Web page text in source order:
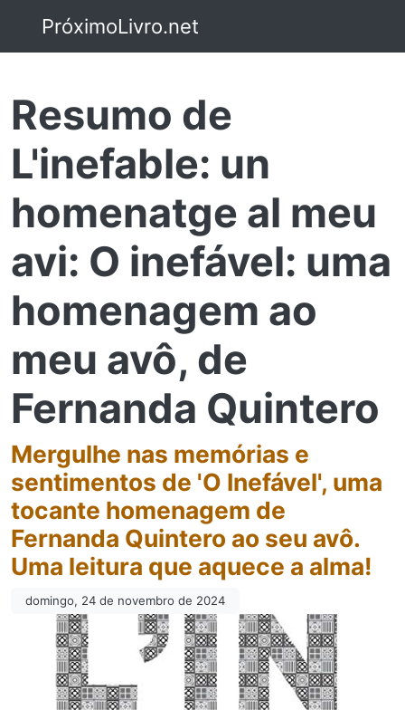
PróximoLivro.net
Resumo de
L'inefable: un
homenatge al meu
avi: O inefável: uma
homenagem ao
meu avô, de
Fernanda Quintero
Mergulhe nas memórias e
sentimentos de 'O Inefável', uma
tocante homenagem de
Fernanda Quintero ao seu avô.
Uma leitura que aquece a alma!
domingo, 24 de novembro de 2024